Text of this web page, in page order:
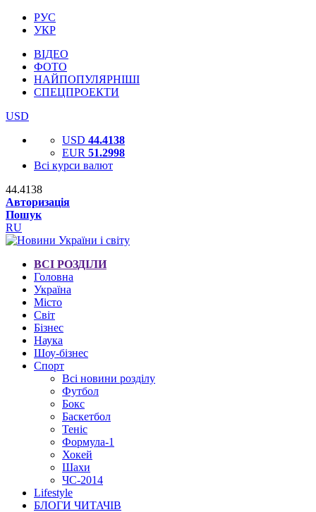
РУС
УКР
ВІДЕО
ФОТО
НАЙПОПУЛЯРНІШІ
СПЕЦПРОЕКТИ
USD
USD 44.4138
EUR 51.2998
Всі курси валют
44.4138
Авторизація
Пошук
RU
ВСІ РОЗДІЛИ
Головна
Україна
Місто
Світ
Бізнес
Наука
Шоу-бізнес
Спорт
Всі новини розділу
Футбол
Бокс
Баскетбол
Теніс
Формула-1
Хокей
Шахи
ЧС-2014
Lifestyle
БЛОГИ ЧИТАЧІВ